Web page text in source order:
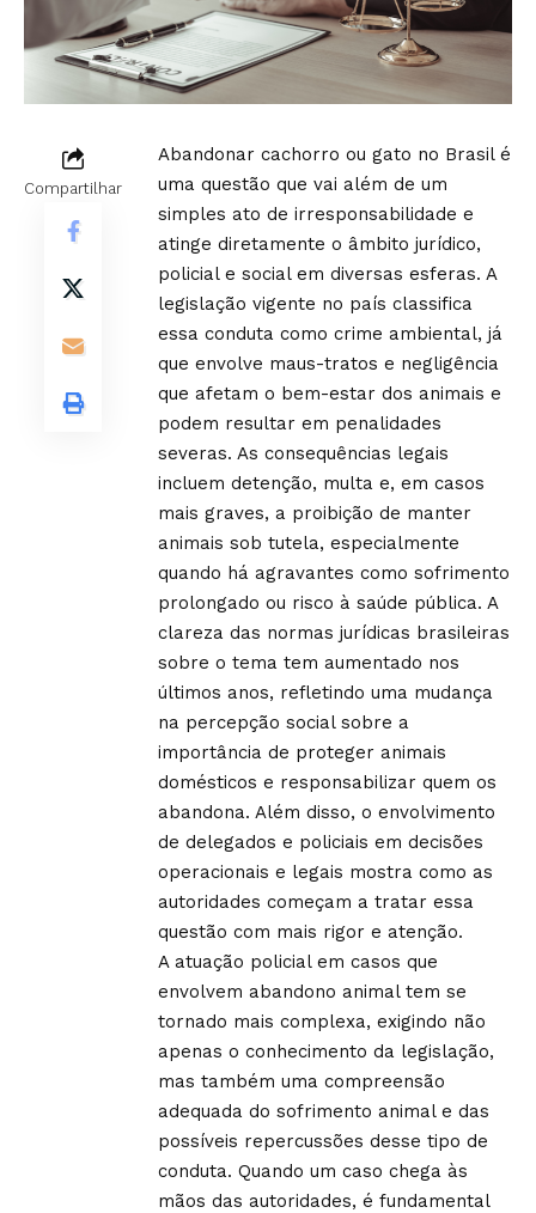
Compartilhar
Abandonar cachorro ou gato no Brasil é
uma questão que vai além de um
simples ato de irresponsabilidade e
atinge diretamente o âmbito jurídico,
policial e social em diversas esferas. A
legislação vigente no país classifica
essa conduta como crime ambiental, já
que envolve maus-tratos e negligência
que afetam o bem-estar dos animais e
podem resultar em penalidades
severas. As consequências legais
incluem detenção, multa e, em casos
mais graves, a proibição de manter
animais sob tutela, especialmente
quando há agravantes como sofrimento
prolongado ou risco à saúde pública. A
clareza das normas jurídicas brasileiras
sobre o tema tem aumentado nos
últimos anos, refletindo uma mudança
na percepção social sobre a
importância de proteger animais
domésticos e responsabilizar quem os
abandona. Além disso, o envolvimento
de delegados e policiais em decisões
operacionais e legais mostra como as
autoridades começam a tratar essa
questão com mais rigor e atenção.
A atuação policial em casos que
envolvem abandono animal tem se
tornado mais complexa, exigindo não
apenas o conhecimento da legislação,
mas também uma compreensão
adequada do sofrimento animal e das
possíveis repercussões desse tipo de
conduta. Quando um caso chega às
mãos das autoridades, é fundamental